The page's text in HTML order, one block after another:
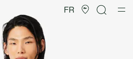
FR